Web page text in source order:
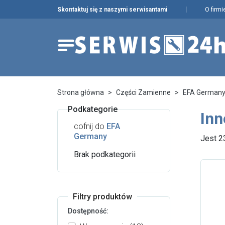
Skontaktuj się z naszymi serwisantami O
Części zamienne
Pełna oferta
Środki czystości
Nowości
Ostatnie sztuki
Serwis urządzeń
Wynajem urządzeń
Zgłoś naprawę
Status naprawy
Ostrzenie narzędzi
aby znaleźć części w katalogu.
Wpisz nazwę producenta...
Strona główna Części Zamienne EFA Germany
Podkategorie
cofnij do EFA
Germany
Brak podkategorii
Filtry produktów
Dostępność:
Jest